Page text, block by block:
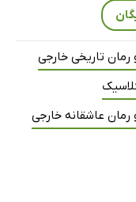
تاریخی خارجی
عاشقانه خارجی